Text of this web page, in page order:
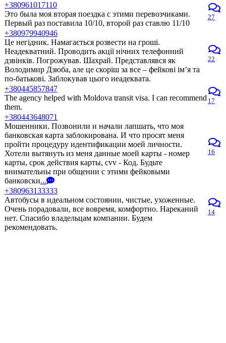
+380961017110
Это была моя вторая поездка с этими перевозчиками.
Первый раз поставила 10/10, второй раз ставлю 11/10
27
+380979940946
Це негідник. Намагається розвести на гроші.
Неадекватний. Проводить акції нічних телефонний
дзвінків. Погрожував. Шахрай. Представлявся як
Володимир Дзюба, але це скоріш за все – фейкові ім’я та
по-батькові. Заблокував цього неадеквата.
22
+380445857847
The agency helped with Moldova transit visa. I can recommend
them.
17
+380443648071
Мошенники. Позвонили и начали лапшать, что моя
банковская карта заблокирована. И что просят меня
пройти процедуру идентификации моей личности.
Хотели вытянуть из меня данные моей карты - номер
карты, срок действия карты, cvv - Код. Будьте
внимательны при общении с этими фейковыми
банковски...
16
+380963133333
Автобусы в идеальном состоянии, чистые, ухоженные.
Очень порадовали, все вовремя, комфортно. Нареканий
нет. Спасибо владельцам компании. Будем
рекомендовать.
14